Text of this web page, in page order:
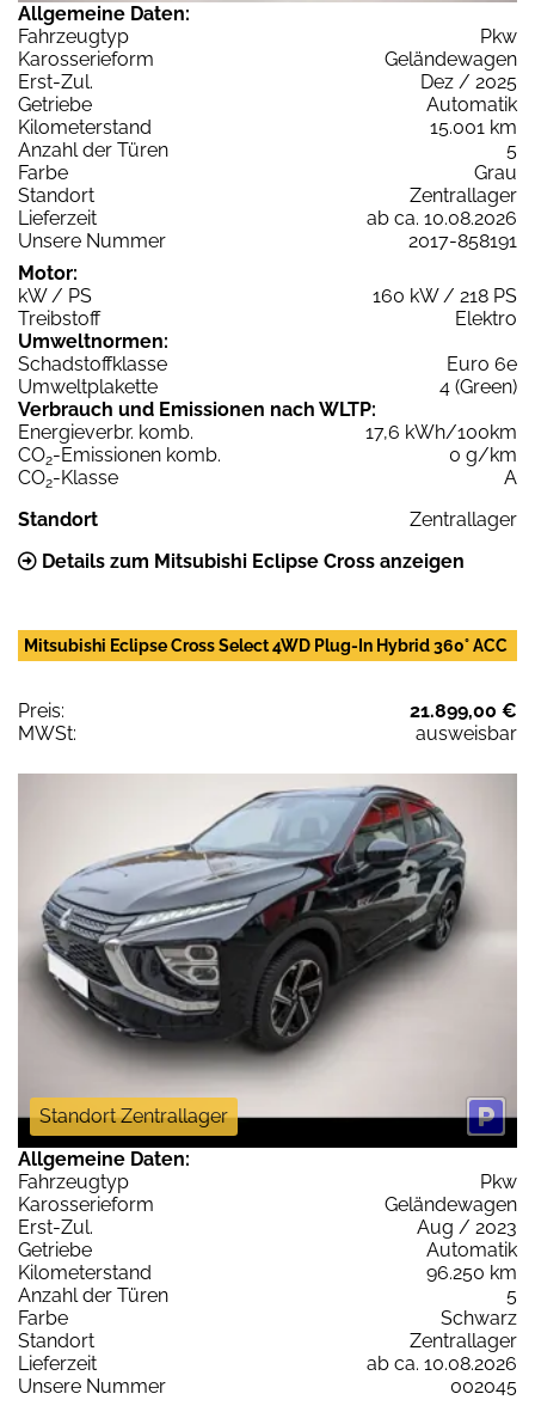
Allgemeine Daten:
Fahrzeugtyp
Pkw
Karosserieform
Geländewagen
Erst-Zul.
Dez / 2025
Getriebe
Automatik
Kilometerstand
15.001 km
Anzahl der Türen
5
Farbe
Grau
Standort
Zentrallager
Lieferzeit
ab ca. 10.08.2026
Unsere Nummer
2017-858191
Motor:
kW / PS
160 kW / 218 PS
Treibstoff
Elektro
Umweltnormen:
Schadstoffklasse
Euro 6e
Umweltplakette
4 (Green)
Verbrauch und Emissionen nach WLTP:
Energieverbr. komb.
17,6 kWh/100km
CO2-Emissionen komb.
0 g/km
CO2-Klasse
A
Standort
Zentrallager
Details zum Mitsubishi Eclipse Cross anzeigen
Mitsubishi Eclipse Cross Select 4WD Plug-In Hybrid 360° ACC
Preis:
21.899,00 €
MWSt:
ausweisbar
Standort Zentrallager
Allgemeine Daten:
Fahrzeugtyp
Pkw
Karosserieform
Geländewagen
Erst-Zul.
Aug / 2023
Getriebe
Automatik
Kilometerstand
96.250 km
Anzahl der Türen
5
Farbe
Schwarz
Standort
Zentrallager
Lieferzeit
ab ca. 10.08.2026
Unsere Nummer
002045